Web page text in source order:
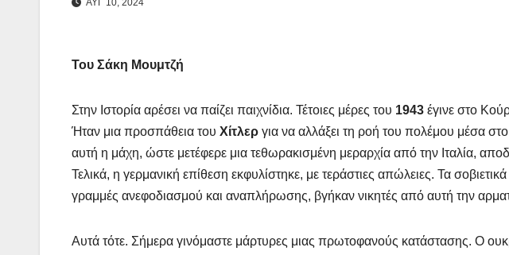
ΑΥΓ 10, 2024
Του Σάκη Μουμτζή
Στην Ιστορία αρέσει να παίζει παιχνίδια. Τέτοιες μέρες του 1943 έγινε στο
Ήταν μια προσπάθεια του Χίτλερ για να αλλάξει τη ροή του πολέμου μέσα
αυτή η μάχη, ώστε μετέφερε μια τεθωρακισμένη μεραρχία από την Ιταλία,
Τελικά, η γερμανική επίθεση εκφυλίστηκε, με τεράστιες απώλειες. Τα
γραμμές ανεφοδιασμού και αναπλήρωσης, βγήκαν νικητές από αυτή την
Αυτά τότε. Σήμερα γινόμαστε μάρτυρες μιας πρωτοφανούς κατάστασης. Ο